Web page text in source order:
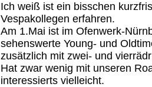
Ich weiß ist ein bisschen
Vespakollegen erfahren.
Am 1.Mai ist im Ofenwerk-
sehenswerte Young- und
zusätzlich mit zwei- und
Hat zwar wenig mit unseren
interessierts vielleicht.